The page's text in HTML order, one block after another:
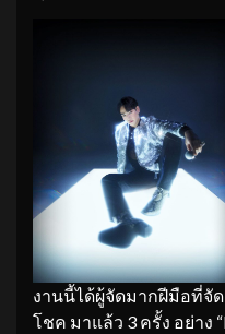
งานนี้ได้ผู้จัดมากฝีมือที่จั
โชค มาแล้ว 3 ครั้ง อย่าง